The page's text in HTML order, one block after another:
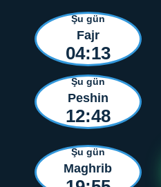
Şu gün
Fajr
04:13
Şu gün
Peshin
12:48
Şu gün
Maghrib